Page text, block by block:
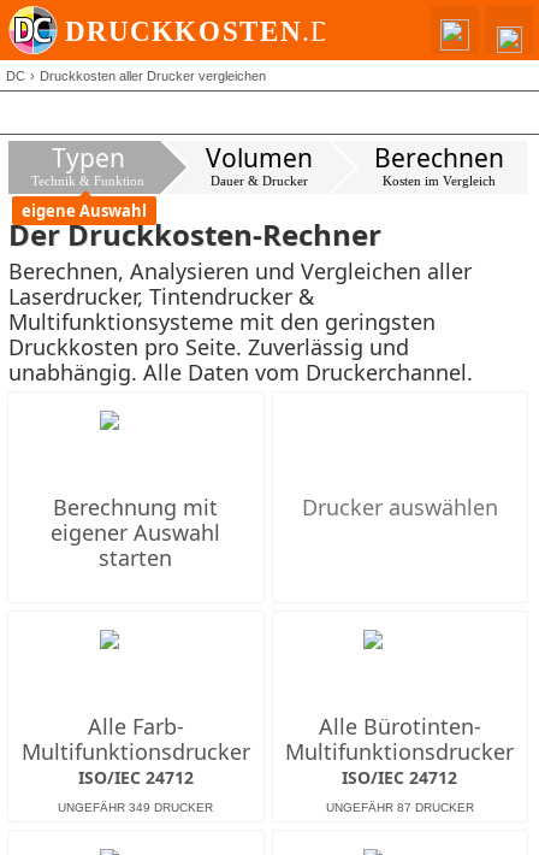
DC Druckkosten aller Drucker vergleichen
Typen
Technik & Funktion
eigene Auswahl
Volumen
Dauer & Drucker
Berechnen
Kosten im Vergleich
Der Druckkosten-Rechner
Berechnen, Analysieren und Vergleichen aller
Laserdrucker, Tintendrucker &
Multifunktionsysteme mit den geringsten
Druckkosten pro Seite. Zuverlässig und
unabhängig. Alle Daten vom Druckerchannel.
Berechnung mit
eigener Auswahl
starten
Alle Farb-
Multifunktions­drucker
ISO/IEC 24712
Alle Bürotinten-
Multifunktions­drucker
ISO/IEC 24712